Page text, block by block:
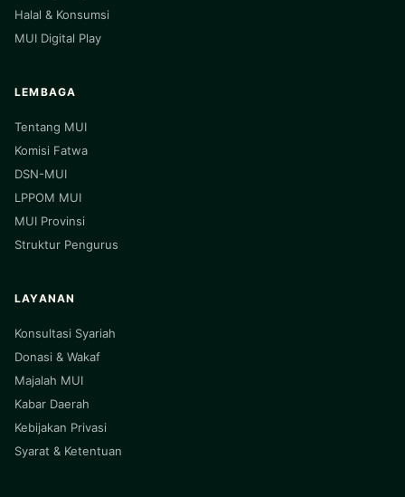
Halal & Konsumsi
MUI Digital Play
LEMBAGA
Tentang MUI
Komisi Fatwa
DSN-MUI
LPPOM MUI
MUI Provinsi
Struktur Pengurus
LAYANAN
Konsultasi Syariah
Donasi & Wakaf
Majalah MUI
Kabar Daerah
Kebijakan Privasi
Syarat & Ketentuan